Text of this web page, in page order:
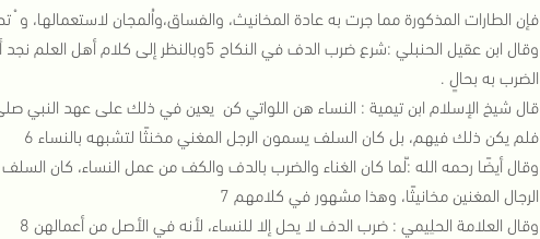
فإن الطارات المذكورة مما جرت به عادة المخانيث، والفساق،واُلمجان لاستعمالها، و ْ تحرم
وقال ابن عقيل الحنبلي :شرع ضرب الدف في النكاح
الضرب به بحالٍ .
قال شيخ الإسلام ابن تيمية : النساء هن اللواتي كن يعين في ذلك على عهد النبي صلى
فلم يكن ذلك فيهم، بل كان السلف يسمون الرجل المغني مخنثًا لتشبهه بالنساء 6
وقال أيضًا رحمه الله :ّلما كان الغناء والضرب بالدف والكف من عمل النساء، كان
الرجال المغنين مخانيثًا، وهذا مشهور في كلامهم 7
وقال العلامة الحلِيمي : ضرب الدف لا يحل إلا للنساء، لأنه في الأصل من أعمالهن 8